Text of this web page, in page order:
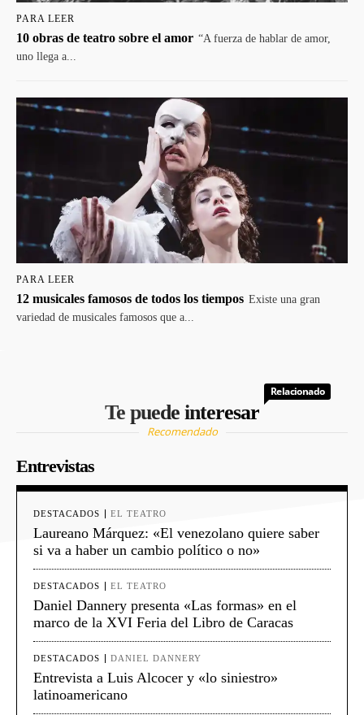
PARA LEER
10 obras de teatro sobre el amor “A fuerza de hablar de amor,
uno llega a...
PARA LEER
12 musicales famosos de todos los tiempos Existe una gran
variedad de musicales famosos que a...
Te puede interesar
Relacionado
Recomendado
Entrevistas
DESTACADOS EL TEATRO
Laureano Márquez: «El venezolano quiere saber
si va a haber un cambio político o no»
DESTACADOS EL TEATRO
Daniel Dannery presenta «Las formas» en el
marco de la XVI Feria del Libro de Caracas
DESTACADOS DANIEL DANNERY
Entrevista a Luis Alcocer y «lo siniestro»
latinoamericano